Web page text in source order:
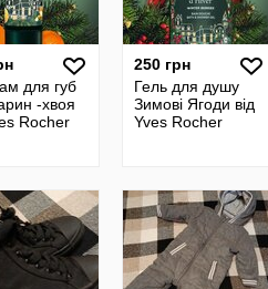
для губ
-хвоя
Rocher
250 грн
Гель для душу
Зимові Ягоди від
Yves Rocher